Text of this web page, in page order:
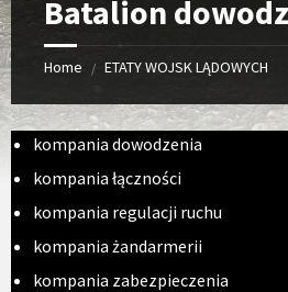
Batalion
Home / ETATY WOJSK LĄDOWYCH
kompania dowodzenia
kompania łączności
kompania regulacji ruchu
kompania żandarmerii
kompania zabezpieczenia